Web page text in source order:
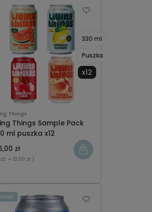
Things
Things Sample Pack
ml puszka x12
330 ml
Puszka
x12
zł
= 13,00 zł )